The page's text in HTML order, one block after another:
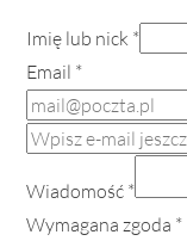
Imię lub nick *
Email *
Wiadomość *
Wymagana zgoda *